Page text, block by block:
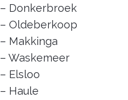
– Donkerbroek
– Oldeberkoop
– Makkinga
– Waskemeer
– Elsloo
– Haule